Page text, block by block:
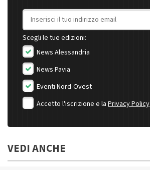
Indirizzo email
Scegli le tue edizioni:
News Alessandria
News Pavia
Eventi Nord-Ovest
Accetto l'iscrizione e la Privacy Policy
VEDI ANCHE